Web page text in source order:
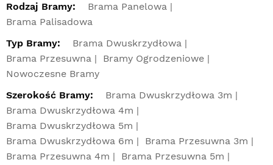
Rodzaj Bramy:
Brama Panelowa
Brama Palisadowa
Typ Bramy:
Brama Dwuskrzydłowa
Brama Przesuwna
Bramy Ogrodzeniowe
Nowoczesne Bramy
Szerokość Bramy:
Brama Dwuskrzydłowa 3m
Brama Dwuskrzydłowa 4m
Brama Dwuskrzydłowa 5m
Brama Dwuskrzydłowa 6m
Brama Przesuwna 3m
Brama Przesuwna 4m
Brama Przesuwna 5m